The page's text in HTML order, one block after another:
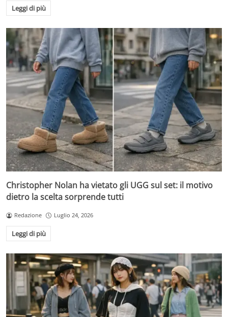
Leggi di più
Christopher Nolan ha vietato gli UGG sul set: il motivo
dietro la scelta sorprende tutti
Redazione Luglio 24, 2026
Leggi di più